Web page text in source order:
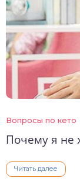
Вопросы по кето
Почему я не
Читать далее